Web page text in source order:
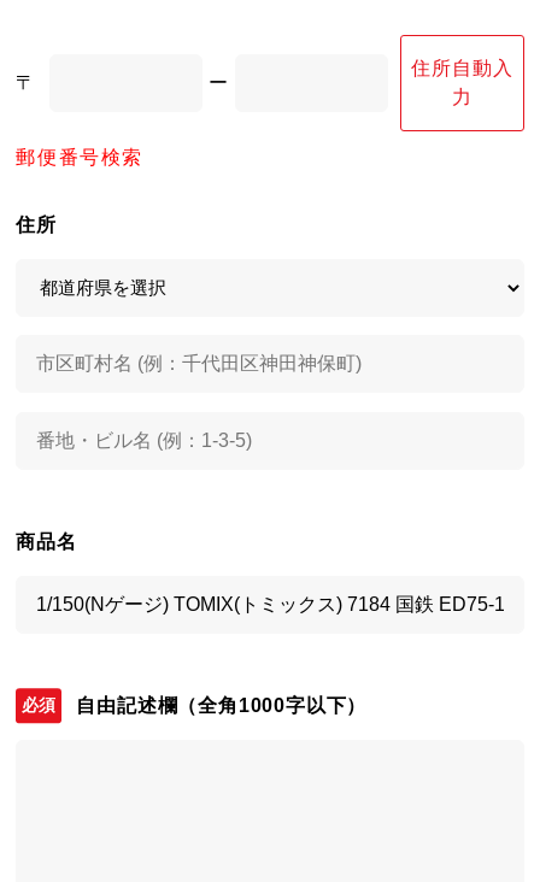
〒 ー
住所自動入
力
郵便番号検索
住所
商品名
自由記述欄 （全角1000字以下）